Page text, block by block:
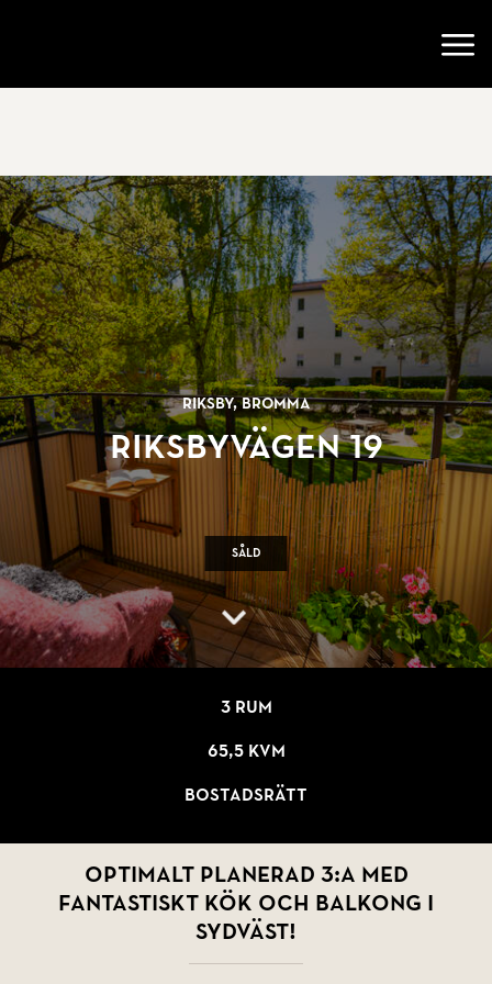
Riksby, Bromma
Riksbyvägen 19
Såld
3 rum
65,5 kvm
Bostadsrätt
Optimalt planerad 3:a med
fantastiskt kök och balkong i
sydväst!